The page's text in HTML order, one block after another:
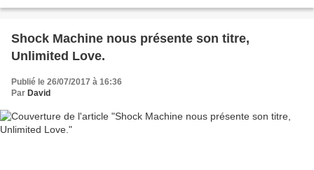
Shock Machine nous présente son titre,
Unlimited Love.
Publié le 26/07/2017 à 16:36
Par David